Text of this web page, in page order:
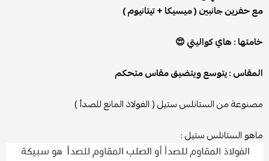
مع حفرين جانبين ( ميسيكا + تيتانيوم )
خامتها : هاي كواليتي 😍
المقاس : يتوسع ويتضيق مقاس متحكم
مصنوعة من الستانلس ستيل ( الفولاذ المانع للصدأ )
ماهو الستانلس ستيل :